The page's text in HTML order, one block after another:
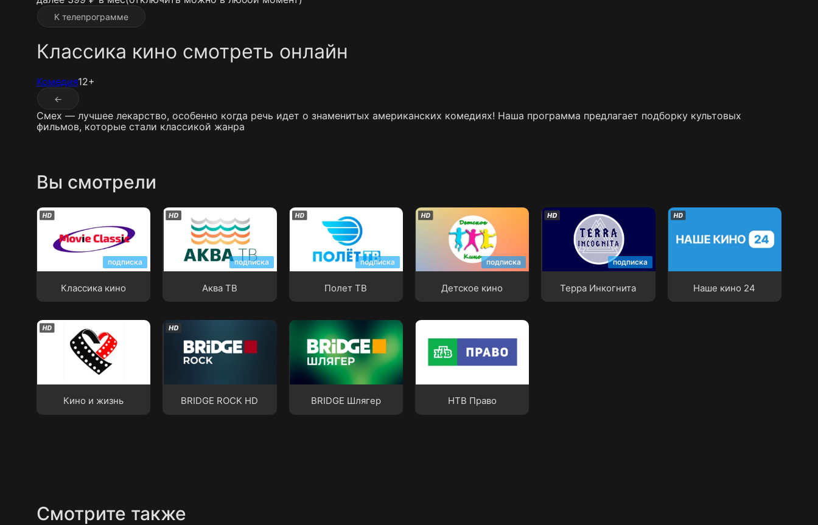
К телепрограмме
Классика кино смотреть онлайн
Комедия12+
←
Смех — лучшее лекарство, особенно когда речь идет о знаменитых американских комедиях! Наша программа предлагает подборку культовых
фильмов, которые стали классикой жанра
Вы смотрели
подписка
Классика кино
Классика кино
подписка
Аква ТВ
Аква ТВ
подписка
Полет ТВ
Полет ТВ
подписка
Детское кино
Детское кино
подписка
Терра Инкогнита
Терра Инкогнита Наше кино 24
Кино и жизнь
Кино и жизнь BRIDGE ROCK HD
BRIDGE Шлягер
BRIDGE Шлягер НТВ Право
Смотрите также